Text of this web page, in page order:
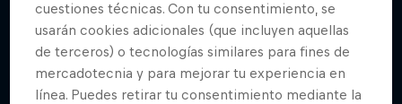
Más contenidos similares
cuestiones técnicas. Con tu consentimiento, se
usarán cookies adicionales (que incluyen aquellas
de terceros) o tecnologías similares para fines de
mercadotecnia y para mejorar tu experiencia en
línea. Puedes retirar tu consentimiento mediante la